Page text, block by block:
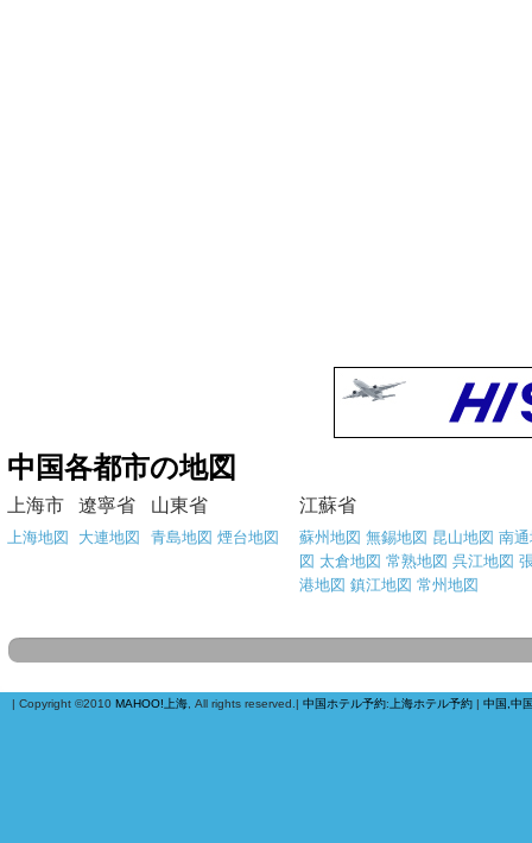
中国各都市の地図
上海市 遼寧省 山東省 江蘇省
上海地図 大連地図 青島地図 煙台地図 蘇州地図 無錫地図 昆山地図 南
図 太倉地図 常熟地図 呉江地図
港地図 鎮江地図 常州地図
| Copyright ©2010 MAHOO!上海 , All rights reserved.| 中国ホテル予約: 上海ホテル予約 | 中国,中